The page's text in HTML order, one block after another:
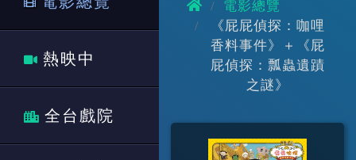
熱映中
全台戲院
電影總覽
《屁屁偵探：咖哩
香料事件》＋《屁
屁偵探：瓢蟲遺蹟
之謎》